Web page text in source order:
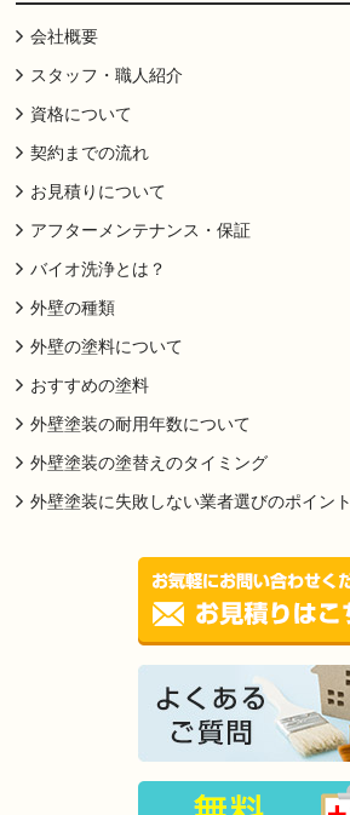
会社概要
スタッフ・職人紹介
資格について
契約までの流れ
お見積りについて
アフターメンテナンス・保証
バイオ洗浄とは？
外壁の種類
外壁の塗料について
おすすめの塗料
外壁塗装の耐用年数について
外壁塗装の塗替えのタイミング
外壁塗装に失敗しない業者選びのポイント